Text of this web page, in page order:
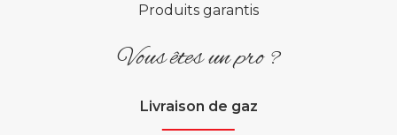
Produits garantis
Vous êtes un pro ?
Livraison de gaz